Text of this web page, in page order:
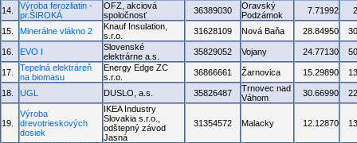
14.
Výroba ferozliatin -
pr.ŠIROKÁ
OFZ, akciová
spoločnosť
36389030
Oravský
Podzámok
7.71992
15. Minerálne vlákno 2
Knauf Insulation,
s.r.o.
31628109 Nová Baňa 28.84950
16. EVO I
Slovenské
elektrárne a.s.
35829052 Vojany 24.77130
17.
Tepelná elektráreň
na biomasu
Energy Edge ZC
s.r.o.
36866661 Žarnovica 15.29890
18. UGL DUSLO, a.s. 35826487
Trnovec nad
Váhom
30.66990
19.
Výroba
drevotrieskových
dosiek
IKEA Industry
Slovakia s.r.o.,
odštepný závod
Jasná
31354572 Malacky 12.12870